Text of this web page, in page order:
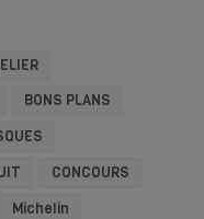
BONS PLANS
CONCOURS
Michelin